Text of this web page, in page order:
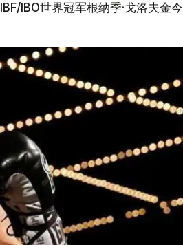
IBO世界冠军根纳季·戈洛夫金今